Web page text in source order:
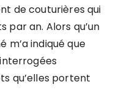
de couturières qui
par an. Alors qu’un
m’a indiqué que
qu’elles portent